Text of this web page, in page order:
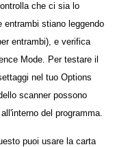
che ci sia lo
stiano leggendo
entrambi), e verifica
Mode. Per testare il
nel tuo Options
scanner possono
all'interno del programma.
puoi usare la carta